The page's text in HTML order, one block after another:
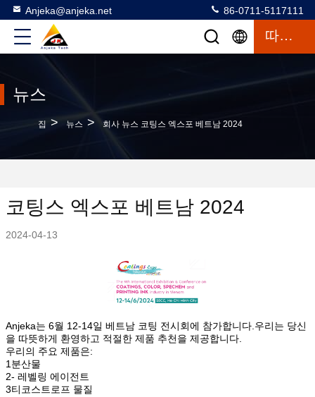
Anjeka@anjeka.net 86-0711-5117111
따옴표
뉴스
집 > 뉴스 > 회사 뉴스 코팅스 엑스포 베트남 2024
코팅스 엑스포 베트남 2024
2024-04-13
Anjeka는 6월 12-14일 베트남 코팅 전시회에 참가합니다.우리는 당신
을 따뜻하게 환영하고 적절한 제품 추천을 제공합니다.
우리의 주요 제품은:
1분산물
2- 레벨링 에이전트
3티코스트로프 물질